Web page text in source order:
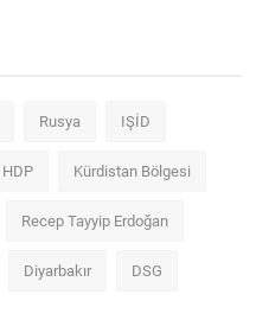
Rusya IŞİD
HDP Kürdistan Bölgesi
Recep Tayyip Erdoğan
Diyarbakır DSG